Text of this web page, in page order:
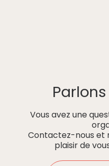
Vous avez une
Contactez-nous et
plaisir de